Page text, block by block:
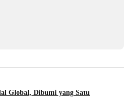
Global, Dibumi yang Satu